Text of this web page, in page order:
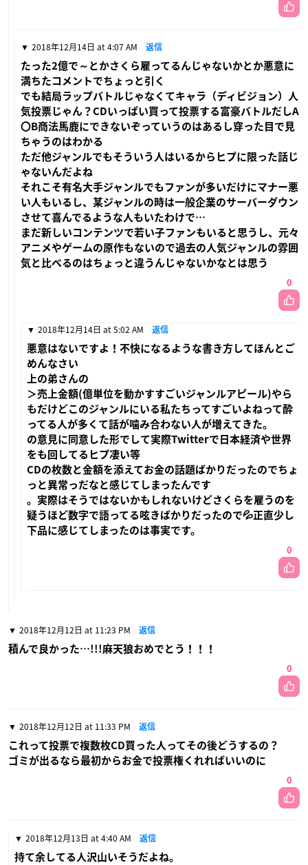
2018年12月14日 at 4:07 AM 返信
たった2億で～とかさくら雇ってるんじゃないかとか悪意に
満ちたコメントでちょっと引く
でも結局ラップバトルじゃなくてキャラ（ディビジョン）人
気投票じゃん？CDいっぱい買って投票する富豪バトルだしA
〇B商法馬鹿にできないぞっていうのはあるし穿った目で見
ちゃうのはわかる
ただ他ジャンルでもそういう人はいるからヒプに限った話じ
ゃないんだよね
それこそ有名大手ジャンルでもファンが多いだけにマナー悪
い人もいるし、某ジャンルの時は一般企業のサーバーダウン
させて喜んでるような人もいたわけで…
まだ新しいコンテンツで若い子ファンもいると思うし、元々
アニメやゲームの原作もないので過去の人気ジャンルの雰囲
気と比べるのはちょっと違うんじゃないかなとは思う
0
2018年12月14日 at 5:02 AM 返信
悪意はないですよ！不快になるような書き方してほんとご
めんなさい
上の弟さんの
＞売上金額(億単位を動かすすごいジャンルアピール)やら
もだけどこのジャンルにいる私たちってすごいよねって酔
ってる人が多くて話が噛み合わない人が増えてきた。
の意見に同意した形でして実際Twitterで日本経済や世界
をも回してるヒプ凄い等
CDの枚数と金額を添えてお金の話題ばかりだったのでちょ
っと異常っだなと感じてしまったんです
。実際はそうではないかもしれないけどさくらを雇うのを
疑うほど数字で語ってる呟きばかりだったので💦正直少し
下品に感じてしまったのは事実です。
0
2018年12月12日 at 11:23 PM 返信
積んで良かった…!!!麻天狼おめでとう！！！
0
2018年12月12日 at 11:33 PM 返信
これって投票で複数枚CD買った人ってその後どうするの？
ゴミが出るなら最初からお金で投票権くれればいいのに
0
2018年12月13日 at 4:40 AM 返信
持て余してる人沢山いそうだよね。